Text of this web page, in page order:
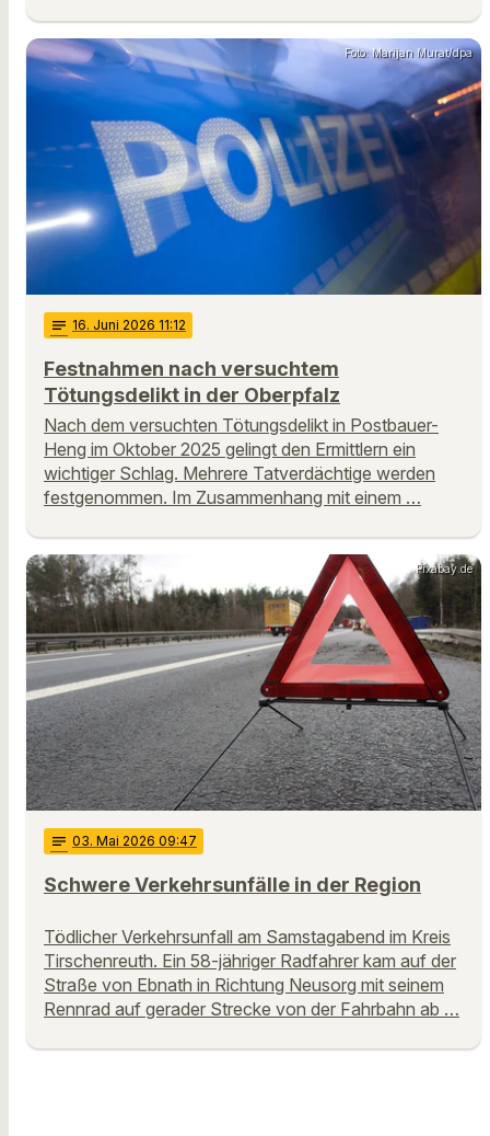
Foto: Marijan Murat/dpa
notes 16. Juni 2026 11:12
Festnahmen nach versuchtem
Tötungsdelikt in der Oberpfalz
Nach dem versuchten Tötungsdelikt in Postbauer-
Heng im Oktober 2025 gelingt den Ermittlern ein
wichtiger Schlag. Mehrere Tatverdächtige werden
festgenommen. Im Zusammenhang mit einem …
Pixabay.de
notes 03. Mai 2026 09:47
Schwere Verkehrsunfälle in der Region
Tödlicher Verkehrsunfall am Samstagabend im Kreis
Tirschenreuth. Ein 58-jähriger Radfahrer kam auf der
Straße von Ebnath in Richtung Neusorg mit seinem
Rennrad auf gerader Strecke von der Fahrbahn ab …